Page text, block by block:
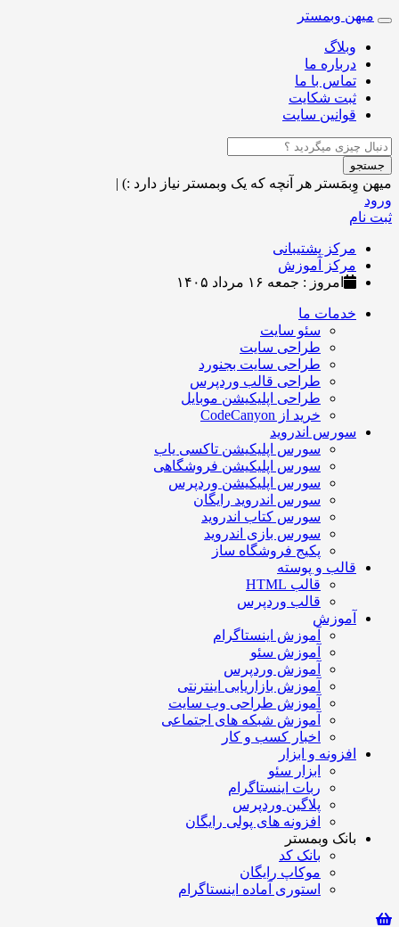
Toggle
navigation
میهن وبمستر
وبلاگ
درباره ما
تماس با ما
ثبت شکایت
قوانین سایت
جستجو
میهن وِبمَستر هر آنچه که یک وبمستر نیاز دارد :) |
ورود
ثبت نام
مرکز پشتیبانی
مرکز آموزش
امروز : جمعه ۱۶ مرداد ۱۴۰۵
خدمات ما
سئو سایت
طراحی سایت
طراحی سایت بجنورد
طراحی قالب وردپرس
طراحی اپلیکیشن موبایل
خرید از CodeCanyon
سورس اندروید
سورس اپلیکیشن تاکسی یاب
سورس اپلیکیشن فروشگاهی
سورس اپلیکیشن وردپرس
سورس اندروید رایگان
سورس کتاب اندروید
سورس بازی اندروید
پکیج فروشگاه ساز
قالب و پوسته
قالب HTML
قالب وردپرس
آموزش
آموزش اینستاگرام
آموزش سئو
آموزش وردپرس
آموزش بازاریابی اینترنتی
آموزش طراحی وب سایت
آموزش شبکه های اجتماعی
اخبار کسب و کار
افزونه و ابزار
ابزار سئو
ربات اینستاگرام
پلاگین وردپرس
افزونه های پولی رایگان
بانک وبمستر
بانک کد
موکاپ رایگان
استوری آماده اینستاگرام